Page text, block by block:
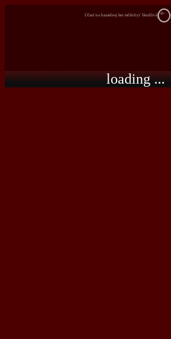
Účasť na hazardnej hre môže byť škodlivá 18+
loading ...